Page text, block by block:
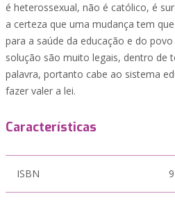
é heterossexual, não é católico, é
a certeza que uma mudança tem
para a saúde da educação e do
solução são muito legais, dentro de
palavra, portanto cabe ao sistema
fazer valer a lei.
Características
ISBN